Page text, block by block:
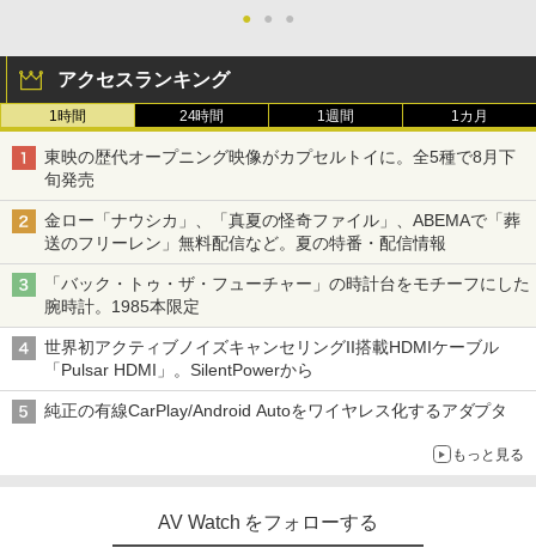
● ● ●
アクセスランキング
1時間 24時間 1週間 1カ月
東映の歴代オープニング映像がカプセルトイに。全5種で8月下
旬発売
金ロー「ナウシカ」、「真夏の怪奇ファイル」、ABEMAで「葬
送のフリーレン」無料配信など。夏の特番・配信情報
「バック・トゥ・ザ・フューチャー」の時計台をモチーフにした
腕時計。1985本限定
世界初アクティブノイズキャンセリングII搭載HDMIケーブル
「Pulsar HDMI」。SilentPowerから
純正の有線CarPlay/Android Autoをワイヤレス化するアダプタ
もっと見る
AV Watch をフォローする